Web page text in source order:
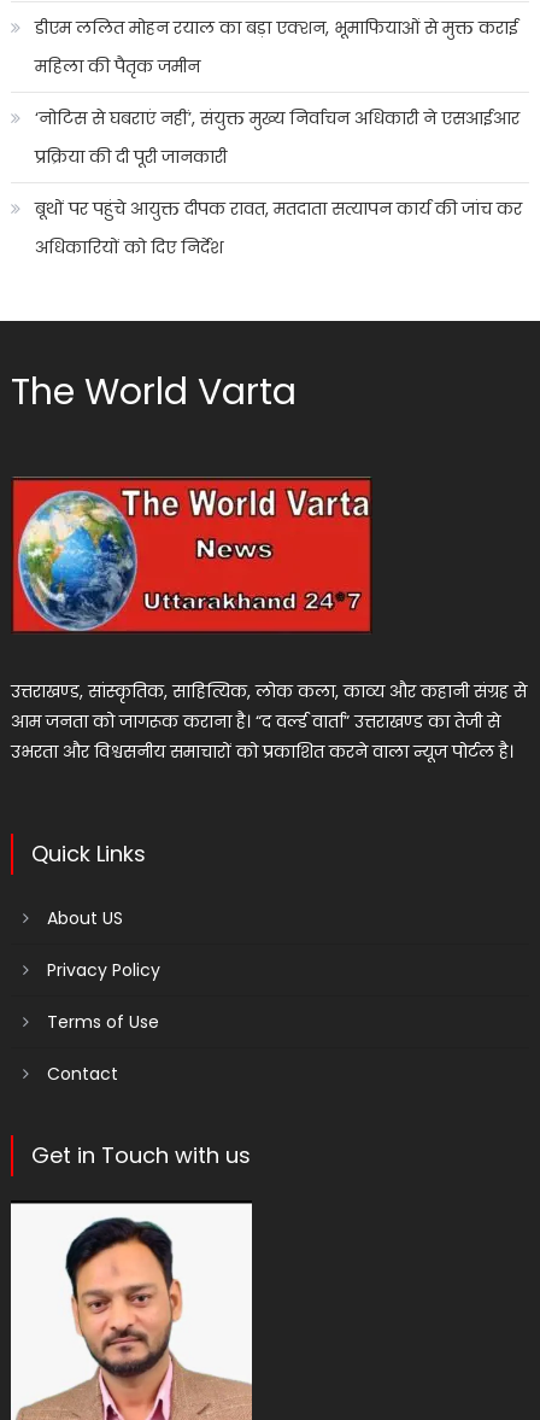
डीएम ललित मोहन रयाल का बड़ा एक्शन, भूमाफियाओं से मुक्त कराई
महिला की पैतृक जमीन
‘नोटिस से घबराएं नहीं’, संयुक्त मुख्य निर्वाचन अधिकारी ने एसआईआर
प्रक्रिया की दी पूरी जानकारी
बूथों पर पहुंचे आयुक्त दीपक रावत, मतदाता सत्यापन कार्य की जांच कर
अधिकारियों को दिए निर्देश
The World Varta
उत्तराखण्ड, सांस्कृतिक, साहित्यिक, लोक कला, काव्य और कहानी संग्रह से
आम जनता को जागरूक कराना है। “द वर्ल्ड वार्ता” उत्तराखण्ड का तेजी से
उभरता और विश्वसनीय समाचारों को प्रकाशित करने वाला न्यूज पोर्टल है।
Quick Links
About US
Privacy Policy
Terms of Use
Contact
Get in Touch with us